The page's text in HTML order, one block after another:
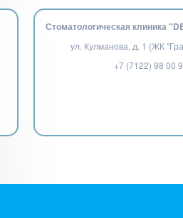
Стоматологическая клиника
ул. Кулманова, д. 1 (ЖК
+7 (7122) 98 00